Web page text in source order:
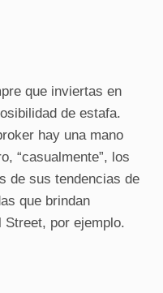
que inviertas en
de estafa.
hay una mano
“casualmente”, los
de sus tendencias de
que brindan
Street, por ejemplo.